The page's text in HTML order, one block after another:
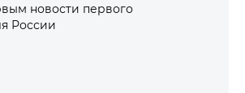
новости первого
России